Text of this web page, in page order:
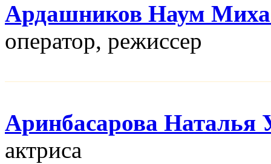
Ардашников Наум
оператор, режисcер
Аринбасарова Наталья
актриса